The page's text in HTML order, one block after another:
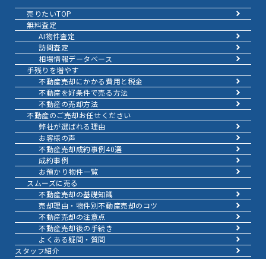
売りたいTOP
無料査定
AI物件査定
訪問査定
相場情報データベース
手残りを増やす
不動産売却にかかる費用と税金
不動産を好条件で売る方法
不動産の売却方法
不動産のご売却お任せください
弊社が選ばれる理由
お客様の声
不動産売却成約事例40選
成約事例
お預かり物件一覧
スムーズに売る
不動産売却の基礎知識
売却理由・物件別不動産売却のコツ
不動産売却の注意点
不動産売却後の手続き
よくある疑問・質問
スタッフ紹介